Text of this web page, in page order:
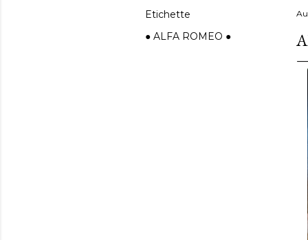
Etichette
● ALFA ROMEO ●